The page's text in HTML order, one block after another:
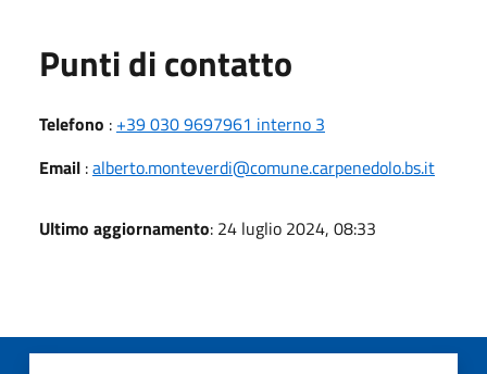
Punti di contatto
Telefono : +39 030 9697961 interno 3
Email :alberto.monteverdi@comune.carpenedolo.bs.it
Ultimo aggiornamento: 24 luglio 2024, 08:33